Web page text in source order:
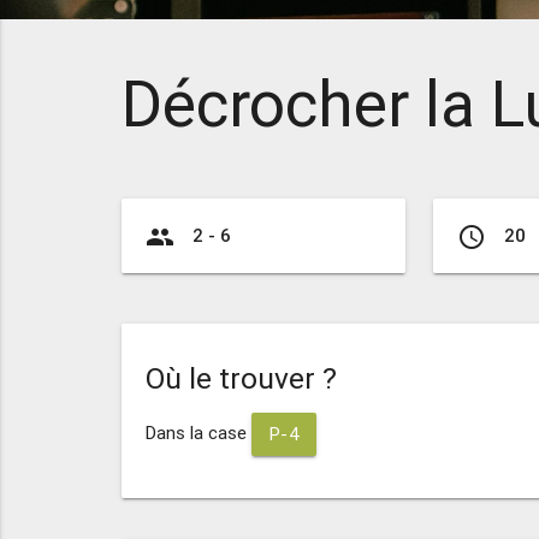
Décrocher la
group 2 - 6 access_time 20
Où le trouver ?
Dans la case P-4